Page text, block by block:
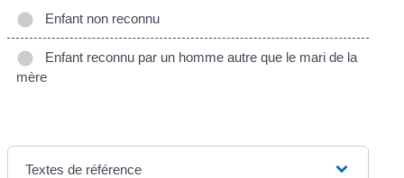
Enfant non reconnu
Enfant reconnu par un homme autre que le mari de la
mère
Textes de référence